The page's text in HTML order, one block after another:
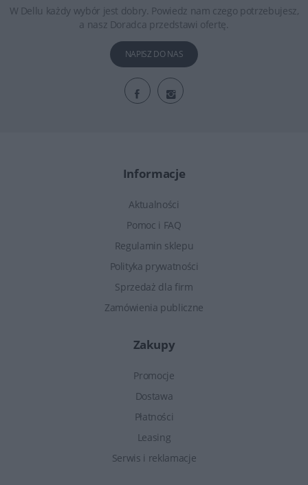
W Dellu każdy wybór jest dobry. Powiedz nam czego potrzebujesz,
a nasz Doradca przedstawi ofertę.
NAPISZ DO NAS
Informacje
Aktualności
Pomoc i FAQ
Regulamin sklepu
Polityka prywatności
Sprzedaż dla firm
Zamówienia publiczne
Zakupy
Promocje
Dostawa
Płatności
Leasing
Serwis i reklamacje